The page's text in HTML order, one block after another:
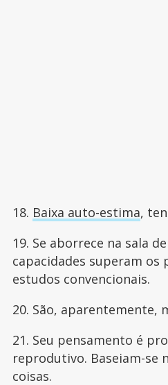
18. Baixa auto-estima,
19. Se aborrece na sala
capacidades superam os
estudos convencionais.
20. São, aparentemente,
21. Seu pensamento é
reprodutivo. Baseiam-se
coisas.